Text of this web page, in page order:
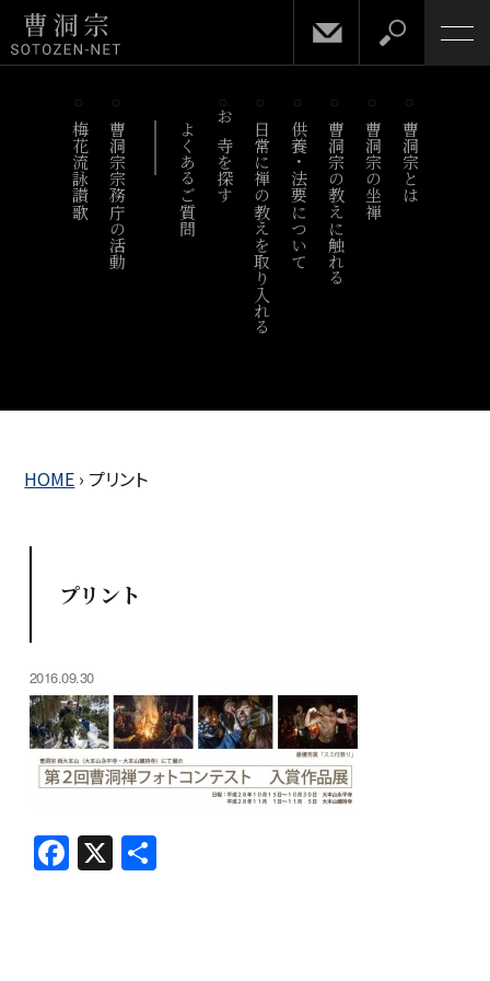
梅花流詠讃歌 曹洞宗宗務庁の活動 よくあるご質問 お寺を探す 日常に禅の教えを取り入れる供養・法要について曹洞宗の教えに触れる 曹洞宗の坐禅 曹洞宗とは
HOME › プリント
プリント
2016.09.30
F
a
X 共